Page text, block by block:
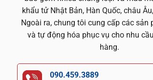
khẩu tử Nhật Bản, Hàn Quốc, châu
Ngoài ra, chung tôi cung cấp các sản
và tự động hóa phục vụ cho nhu
hàng.
090.459.3889